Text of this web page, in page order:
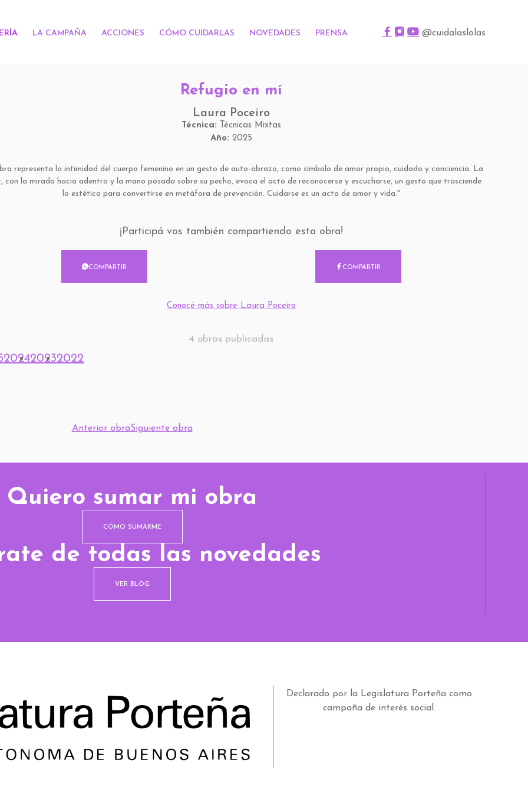
LA CAMPAÑA ACCIONES CÓMO CUIDARLAS NOVEDADES PRENSA @cuidalaslolas
Refugio en mí
Laura Poceiro
Técnica: Técnicas Mixtas
Año: 2025
representa la intimidad del cuerpo femenino en un gesto de auto-abrazo, como símbolo de amor propio, cuidado y conciencia. La
con la mirada hacia adentro y la mano posada sobre su pecho, evoca el acto de reconocerse y escucharse, un gesto que trasciende
lo estético para convertirse en metáfora de prevención. Cuidarse es un acto de amor y vida."
¡Participá vos también compartiendo esta obra!
COMPARTIR COMPARTIR
Conocé más sobre Laura Poceiro
4 obras publicadas
202420232022
Anterior obraSiguiente obra
Quiero sumar mi obra
CÓMO SUMARME
de todas las novedades
VER BLOG
Declarado por la Legislatura Porteña como
campaña de interés social.